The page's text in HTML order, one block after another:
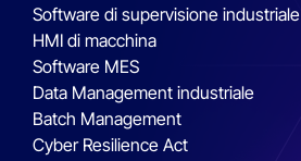
Software di supervisione industriale
HMI di macchina
Software MES
Data Management industriale
Batch Management
Cyber Resilience Act